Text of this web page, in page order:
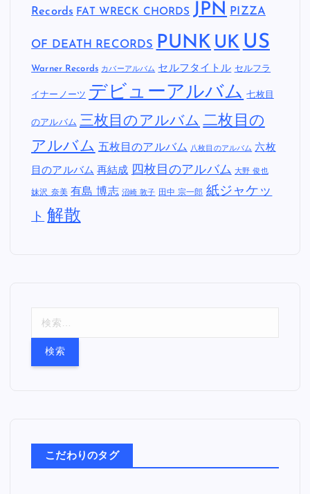
Records FAT WRECK CHORDS JPN PIZZA
OF DEATH RECORDS PUNK UK US
Warner Records カバーアルバム セルフタイトル セルフラ
イナーノーツ デビューアルバム 七枚目
のアルバム 三枚目のアルバム 二枚目の
アルバム 五枚目のアルバム 八枚目のアルバム 六枚
目のアルバム 再結成 四枚目のアルバム 大野 俊也
妹沢 奈美 有島 博志 沼崎 敦子 田中 宗一郎 紙ジャケッ
ト 解散
こだわりのタグ